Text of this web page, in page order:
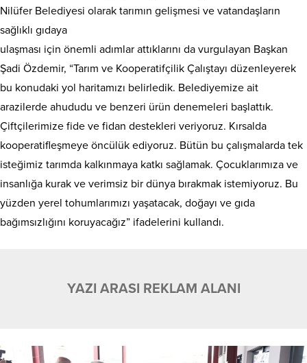
Nilüfer Belediyesi olarak tarımın gelişmesi ve vatandaşların
sağlıklı gıdaya
ulaşması için önemli adımlar attıklarını da vurgulayan Başkan
Şadi Özdemir, “Tarım ve Kooperatifçilik Çalıştayı düzenleyerek
bu konudaki yol haritamızı belirledik. Belediyemize ait
arazilerde ahududu ve benzeri ürün denemeleri başlattık.
Çiftçilerimize fide ve fidan destekleri veriyoruz. Kırsalda
kooperatifleşmeye öncülük ediyoruz. Bütün bu çalışmalarda tek
isteğimiz tarımda kalkınmaya katkı sağlamak. Çocuklarımıza ve
insanlığa kurak ve verimsiz bir dünya bırakmak istemiyoruz. Bu
yüzden yerel tohumlarımızı yaşatacak, doğayı ve gıda
bağımsızlığını koruyacağız” ifadelerini kullandı.
YAZI ARASI REKLAM ALANI